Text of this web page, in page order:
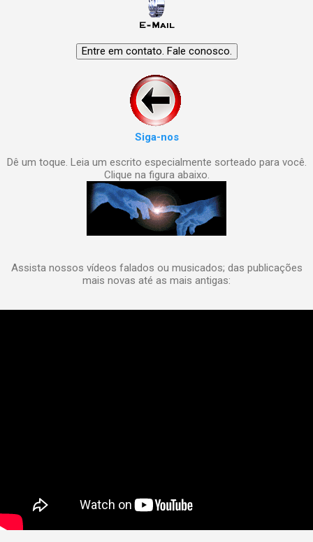
Siga-nos
Dê um toque. Leia um escrito especialmente sorteado para você.
Clique na figura abaixo.
Assista nossos vídeos falados ou musicados; das publicações
mais novas até as mais antigas: